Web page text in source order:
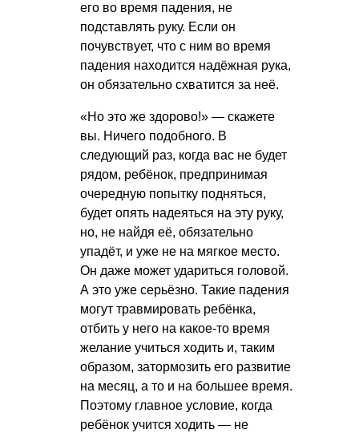
его во время падения, не
подставлять руку. Если он
почувствует, что с ним во время
падения находится надёжная рука,
он обязательно схватится за неё.
«Но это же здорово!» — скажете
вы. Ничего подобного. В
следующий раз, когда вас не будет
рядом, ребёнок, предпринимая
очередную попытку подняться,
будет опять надеяться на эту руку,
но, не найдя её, обязательно
упадёт, и уже не на мягкое место.
Он даже может удариться головой.
А это уже серьёзно. Такие падения
могут травмировать ребёнка,
отбить у него на какое-то время
желание учиться ходить и, таким
образом, затормозить его развитие
на месяц, а то и на большее время.
Поэтому главное условие, когда
ребёнок учится ходить — не